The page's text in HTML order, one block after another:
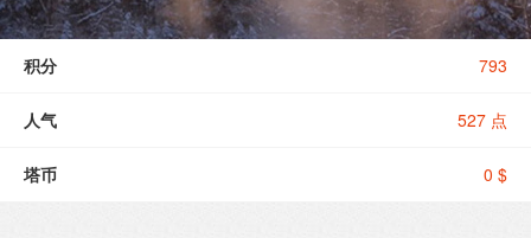
793
积分
527 点
人气
0 $
塔币